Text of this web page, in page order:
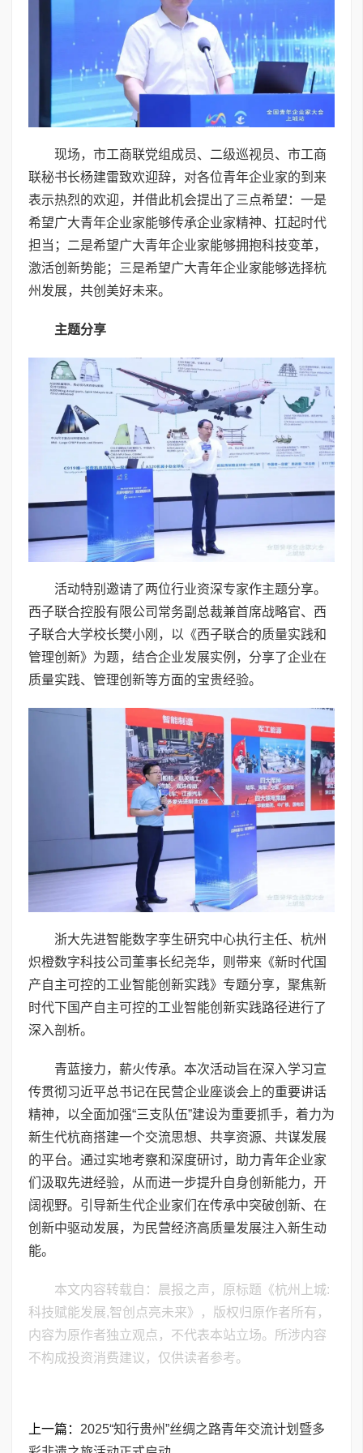
现场，市工商联党组成员、二级巡视员、市工商
联秘书长杨建雷致欢迎辞，对各位青年企业家的到来
表示热烈的欢迎，并借此机会提出了三点希望：一是
希望广大青年企业家能够传承企业家精神、扛起时代
担当；二是希望广大青年企业家能够拥抱科技变革，
激活创新势能；三是希望广大青年企业家能够选择杭
州发展，共创美好未来。
主题分享
活动特别邀请了两位行业资深专家作主题分享。
西子联合控股有限公司常务副总裁兼首席战略官、西
子联合大学校长樊小刚，以《西子联合的质量实践和
管理创新》为题，结合企业发展实例，分享了企业在
质量实践、管理创新等方面的宝贵经验。
浙大先进智能数字孪生研究中心执行主任、杭州
炽橙数字科技公司董事长纪尧华，则带来《新时代国
产自主可控的工业智能创新实践》专题分享，聚焦新
时代下国产自主可控的工业智能创新实践路径进行了
深入剖析。
青蓝接力，薪火传承。本次活动旨在深入学习宣
传贯彻习近平总书记在民营企业座谈会上的重要讲话
精神，以全面加强“三支队伍”建设为重要抓手，着力为
新生代杭商搭建一个交流思想、共享资源、共谋发展
的平台。通过实地考察和深度研讨，助力青年企业家
们汲取先进经验，从而进一步提升自身创新能力，开
阔视野。引导新生代企业家们在传承中突破创新、在
创新中驱动发展，为民营经济高质量发展注入新生动
能。
本文内容转载自：晨报之声，原标题《杭州上城:
科技赋能发展,智创点亮未来》，版权归原作者所有，
内容为原作者独立观点，不代表本站立场。所涉内容
不构成投资消费建议，仅供读者参考。
上一篇： 2025“知行贵州”丝绸之路青年交流计划暨多